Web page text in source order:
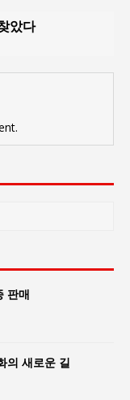
았다
판매
의 새로운 길